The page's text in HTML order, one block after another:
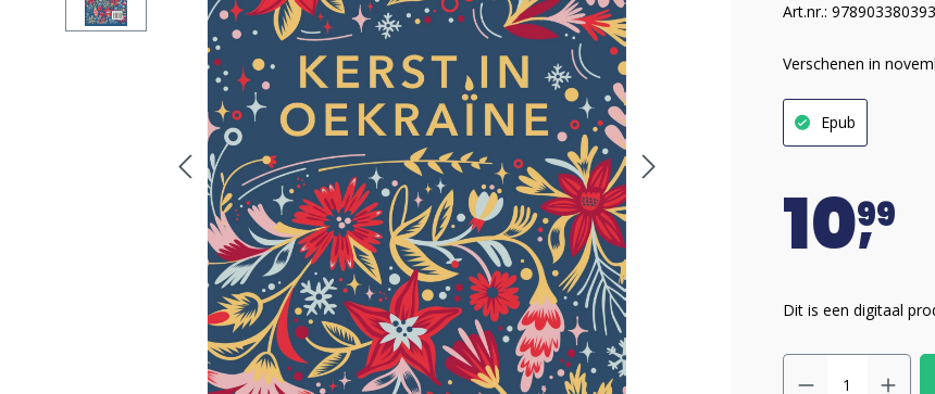
Art.nr.:
Verschenen in
Epub
1099
Dit is een digitaal